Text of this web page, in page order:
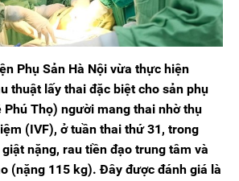
Phụ Sản Hà Nội vừa thực hiện
thuật lấy thai đặc biệt cho sản phụ
Phú Thọ) người mang thai nhờ thụ
(IVF), ở tuần thai thứ 31, trong
nặng, rau tiền đạo trung tâm và
(nặng 115 kg). Đây được đánh giá là